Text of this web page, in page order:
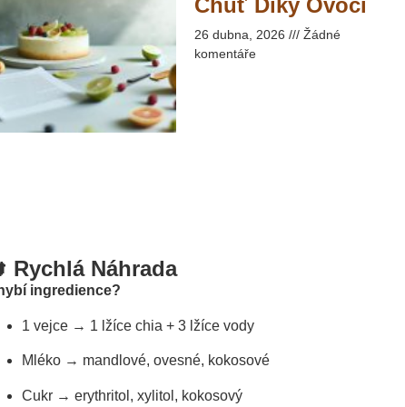
26 dubna, 2026
Žádné
komentáře
Rychlá Náhrada
ingredience?
1 vejce → 1 lžíce chia + 3 lžíce vody
Mléko → mandlové, ovesné, kokosové
Cukr → erythritol, xylitol, kokosový